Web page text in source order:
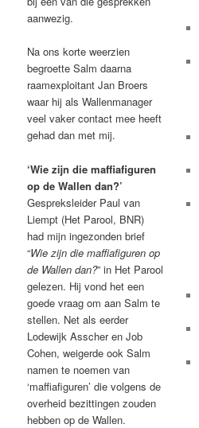
aanwezig.
Na ons korte weerzien
begroette Salm daarna
raamexploitant Jan Broers
waar hij als Wallenmanager
veel vaker contact mee heeft
gehad dan met mij.
‘Wie zijn die maffiafiguren
op de Wallen dan?’
Gespreksleider Paul van
Liempt (Het Parool, BNR)
had mijn ingezonden brief
“Wie zijn die maffiafiguren op
de Wallen dan?” in Het Parool
gelezen. Hij vond het een
goede vraag om aan Salm te
stellen. Net als eerder
Lodewijk Asscher en Job
Cohen, weigerde ook Salm
namen te noemen van
‘maffiafiguren’ die volgens de
overheid bezittingen zouden
hebben op de Wallen.